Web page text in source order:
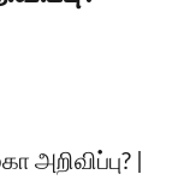
அறிவிப்பு? |